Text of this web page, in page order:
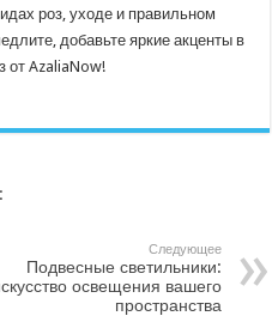
роз, уходе и правильном
добавьте яркие акценты в
от AzaliaNow!
Следующее
Подвесные светильники:
освещения вашего
пространства